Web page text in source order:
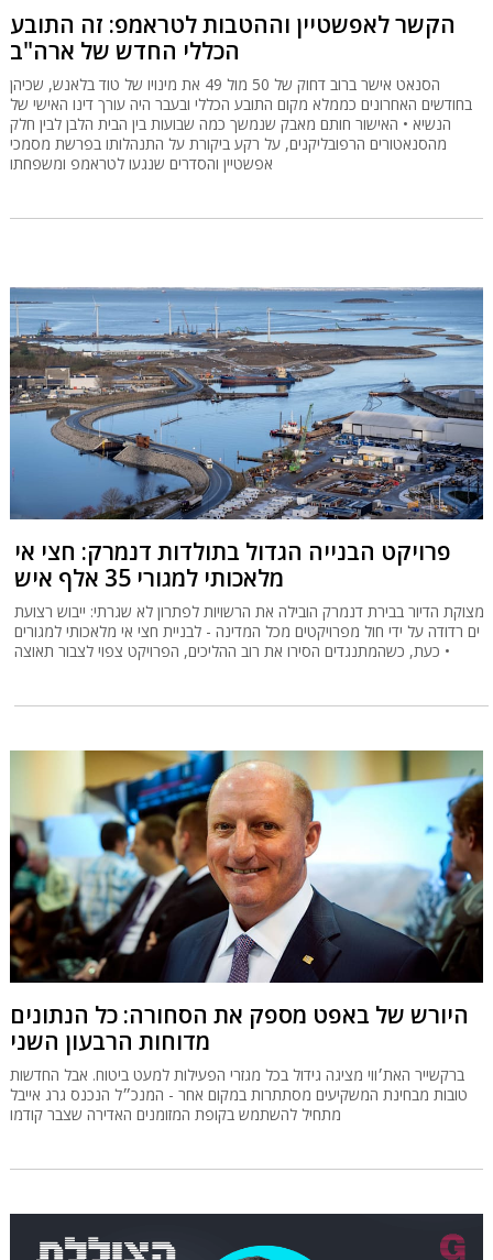
הקשר לאפשטיין וההטבות לטראמפ: זה התובע
הכללי החדש של ארה"ב
הסנאט אישר ברוב דחוק של 50 מול 49 את מינויו של טוד בלאנש, שכיהן
בחודשים האחרונים כממלא מקום התובע הכללי ובעבר היה עורך דינו האישי של
הנשיא • האישור חותם מאבק שנמשך כמה שבועות בין הבית הלבן לבין חלק
מהסנאטורים הרפובליקנים, על רקע ביקורת על התנהלותו בפרשת מסמכי
אפשטיין והסדרים שנגעו לטראמפ ומשפחתו
פרויקט הבנייה הגדול בתולדות דנמרק: חצי אי
מלאכותי למגורי 35 אלף איש
מצוקת הדיור בבירת דנמרק הובילה את הרשויות לפתרון לא שגרתי: ייבוש רצועת
ים רדודה על ידי חול מפרויקטים מכל המדינה - לבניית חצי אי מלאכותי למגורים
• כעת, כשהמתנגדים הסירו את רוב ההליכים, הפרויקט צפוי לצבור תאוצה
היורש של באפט מספק את הסחורה: כל הנתונים
מדוחות הרבעון השני
ברקשייר האת׳ווי מציגה גידול בכל מגזרי הפעילות למעט ביטוח. אבל החדשות
טובות מבחינת המשקיעים מסתתרות במקום אחר - המנכ״ל הנכנס גרג אייבל
מתחיל להשתמש בקופת המזומנים האדירה שצבר קודמו